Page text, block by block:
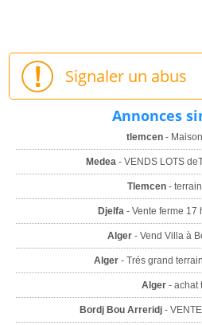
Signaler un abus
Annonces
tlemcen -
Medea- VENDS LOTS
Tlemcen -
Djelfa- Vente ferme 17
Alger- Vend Villa à
Alger - Trés grand
Alger - achat
Bordj Bou Arreridj -